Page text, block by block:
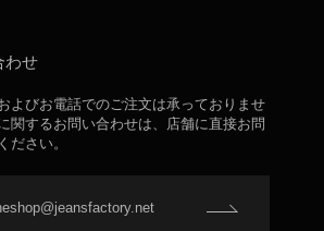
わせ
よびお電話でのご注文は承っておりませ
関するお問い合わせは、店舗に直接お問
ださい。